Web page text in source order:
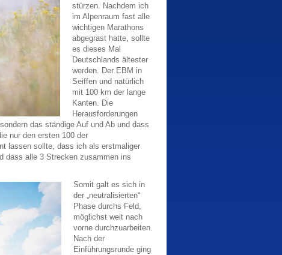
stürzen. Nachdem ich
im Alpenraum fast alle
wichtigen Marathons
abgegrast hatte, sollte
es dieses Mal
Deutschlands ältester
werden. Der EBM in
Seiffen und natürlich
mit 100 km der lange
Kanten. Die
Herausforderungen
das ständige Auf und Ab und dass
nur den ersten 100 der
lassen sollte, dass ich als erstmaliger
dass alle 3 Strecken zusammen ins
Somit galt es sich in
der „neutralisierten“
Phase durchs Feld,
möglichst weit nach
vorne durchzuarbeiten.
Nach der
Einführungsrunde ging